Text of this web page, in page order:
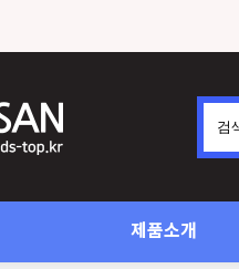
제품소개